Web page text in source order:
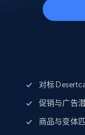
对标
促销与广告
商品与变体